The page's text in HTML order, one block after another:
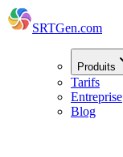
SRTGen.com
Produits
Tarifs
Entreprise
Blog